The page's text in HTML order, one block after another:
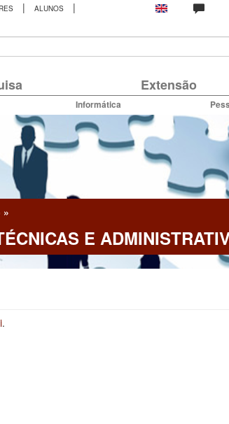
| ALUNOS |
Extensão
Informática
»
E
.